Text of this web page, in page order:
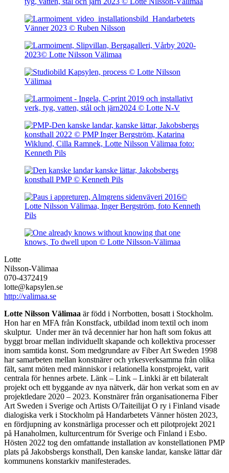
Lotte
Nilsson-Välimaa
070-4372419
lotte@kapsylen.se
http://valimaa.se
Lotte Nilsson Välimaa är född i Norrbotten, bosatt i Stockholm.
Hon har en MFA från Konstfack, utbildad inom textil och inom
skulptur. Under mer än två decennier har hon haft som fokus att
byggt broar mellan individuellt skapande och kollektiva processer
inom samtida konst. Som medgrundare av Fiber Art Sweden 1998
har samarbeten mellan konstnärer och yrkesverksamma från olika
fält, samt möten med människor i relationella konstprojekt, varit
centrala för hennes arbete. Länk – Link – Linkki är ett bilateralt
projekt och ett byggande av nya nätverk, där hon verkat som en av
projektledare 2020 – 2023. Konstnärer från organisationerna Fiber
Art Sweden i Sverige och Artists O/Taiteilijat O ry i Finland visade
dialogiska verk i Stockholm på Handarbetets Vänner hösten 2023,
en fördjupning av konstnärliga processer och ett pilotprojekt 2021
på Hanaholmen, kulturcentrum för Sverige och Finland i Esbo.
Hösten 2022 tog den omfattande installation av konstellationen PMP
plats på Jakobsbergs konsthall, Den kanske landar, kanske lättar där
kommunens konstarkiv manifesterades.